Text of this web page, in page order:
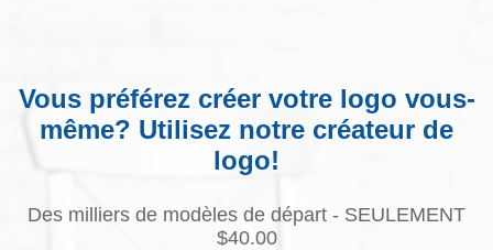
Vous préférez créer votre logo vous-
même? Utilisez notre créateur de
logo!
Des milliers de modèles de départ - SEULEMENT
$40.00